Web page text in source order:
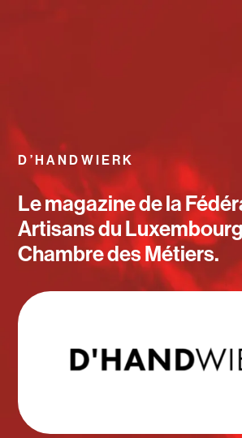
D’HANDWIERK
Le magazine de la
Artisans du
Chambre des Métiers.